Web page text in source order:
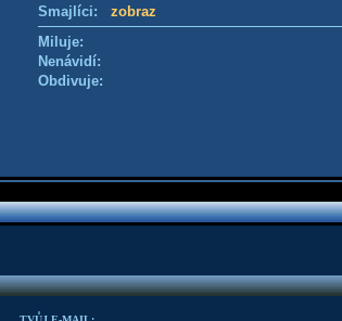
Smajlíci: zobraz
Miluje:
Nenávidí:
Obdivuje: